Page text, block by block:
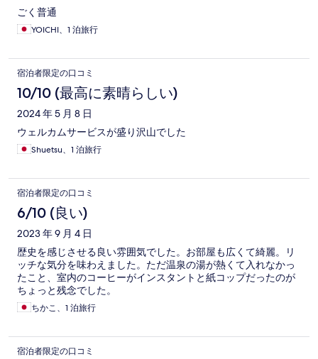
ごく普通
YOICHI、1 泊旅行
宿泊者限定の口コミ
10/10 (最高に素晴らしい)
2024 年 5 月 8 日
ウェルカムサービスが盛り沢山でした
Shuetsu、1 泊旅行
宿泊者限定の口コミ
6/10 (良い)
2023 年 9 月 4 日
歴史を感じさせる良い雰囲気でした。お部屋も広くて綺麗。リ
ッチな気分を味わえました。ただ温泉の湯が熱くて入れなかっ
たこと、室内のコーヒーがインスタントと紙コップだったのが
ちょっと残念でした。
ちかこ、1 泊旅行
宿泊者限定の口コミ